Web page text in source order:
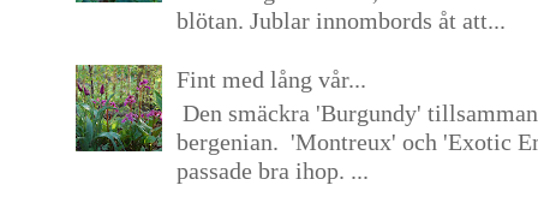
blötan. Jublar innombords åt att...
Fint med lång vår...
Den smäckra 'Burgundy'
bergenian. 'Montreux' och 'Exotic
passade bra ihop. ...